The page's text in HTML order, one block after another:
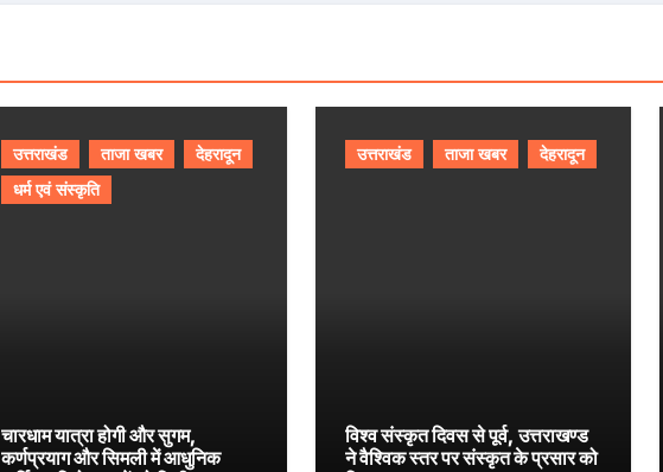
उत्तराखंड ताजा खबर
देहरादून
धर्म एवं संस्कृति
चारधाम यात्रा होगी और सुगम,
कर्णप्रयाग और सिमली में आधुनिक
उत्तराखंड ताजा खबर देहरादून
विश्व संस्कृत दिवस से पूर्व, उत्तराखण्ड
ने वैश्विक स्तर पर संस्कृत के प्रसार को